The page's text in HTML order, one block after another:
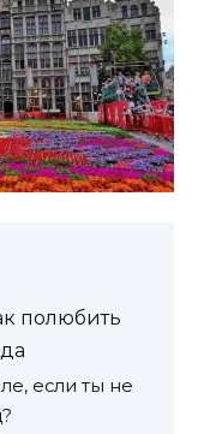
полюбить
если ты не